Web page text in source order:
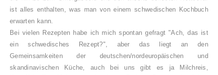
ist alles enthalten, was man von einem schwedischen Kochbuch
erwarten kann.
Bei vielen Rezepten habe ich mich spontan gefragt "Ach, das ist
ein schwedisches Rezept?", aber das liegt an den
Gemeinsamkeiten der deutschen/nordeuropäischen und
skandinavischen Küche, auch bei uns gibt es ja Milchreis,